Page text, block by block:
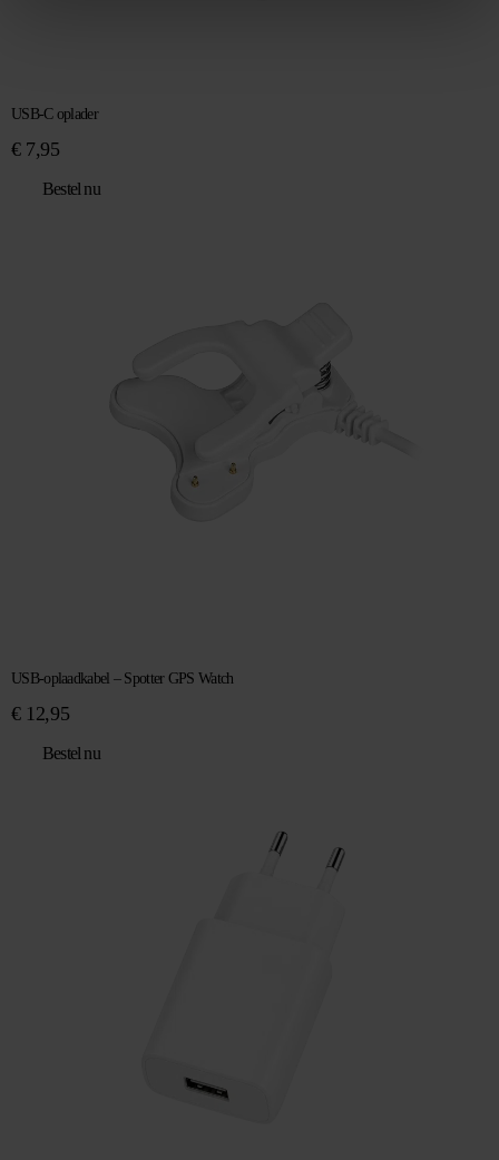
USB-C oplader
€7,95
Bestel nu
USB-oplaadkabel – Spotter GPS Watch
€12,95
Bestel nu